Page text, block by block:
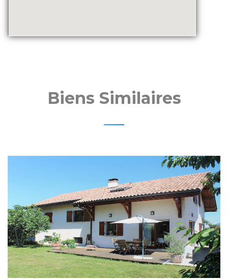
Biens Similaires